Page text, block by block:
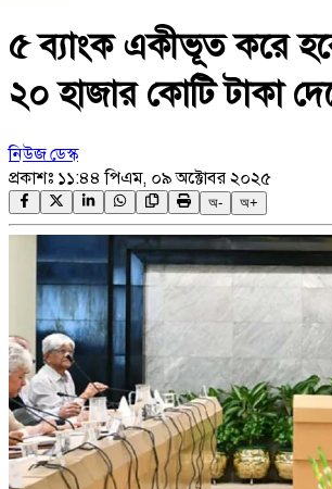
৫ ব্যাংক একীভূত করে
২০ হাজার কোটি টাকা
নিউজ ডেস্ক
প্রকাশঃ ১১:৪৪ পিএম, ০৯ অক্টোবর ২০২৫
অ- অ+